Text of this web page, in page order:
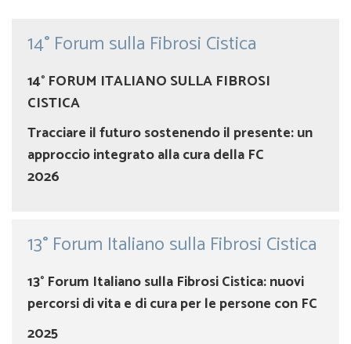
14° Forum sulla Fibrosi Cistica
14° FORUM ITALIANO SULLA FIBROSI
CISTICA
Tracciare il futuro sostenendo il presente: un
approccio integrato alla cura della FC
2026
13° Forum Italiano sulla Fibrosi Cistica
13° Forum Italiano sulla Fibrosi Cistica: nuovi
percorsi di vita e di cura per le persone con FC
2025